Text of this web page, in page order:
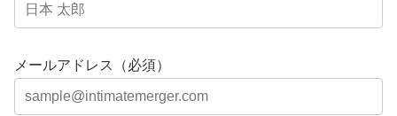
メールアドレス（必須）